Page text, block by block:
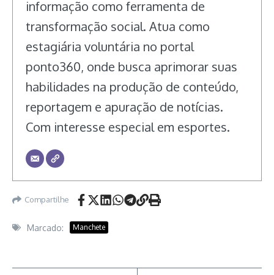
informação como ferramenta de
transformação social. Atua como
estagiária voluntária no portal
ponto360, onde busca aprimorar suas
habilidades na produção de conteúdo,
reportagem e apuração de notícias.
Com interesse especial em esportes.
Compartilhe
Marcado: Manchete